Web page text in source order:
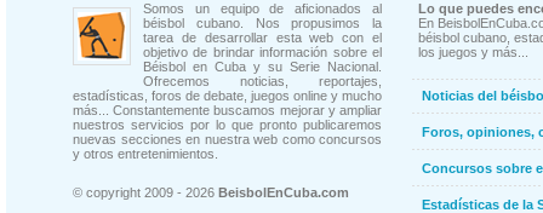
Somos un equipo de aficionados al
béisbol cubano. Nos propusimos la
tarea de desarrollar esta web con el
objetivo de brindar información sobre el
Béisbol en Cuba y su Serie Nacional.
Ofrecemos noticias, reportajes,
estadísticas, foros de debate, juegos online y mucho
más... Constantemente buscamos mejorar y ampliar
nuestros servicios por lo que pronto publicaremos
nuevas secciones en nuestra web como concursos
y otros entretenimientos.
© copyright 2009 - 2026 BeisbolEnCuba.com
Lo que puedes
En
béisbol cubano,
los juegos y más...
Noticias del
Foros, opiniones,
Concursos sobre
Estadísticas de la